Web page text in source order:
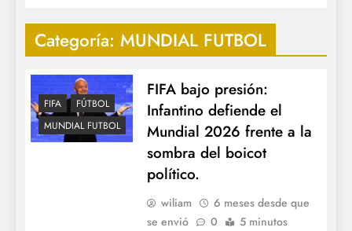
Categoría: MUNDIAL FUTBOL
FIFA
FÚTBOL
MUNDIAL FUTBOL
FIFA bajo presión:
Infantino defiende el
Mundial 2026 frente a la
sombra del boicot
político.
wiliam
6 meses desde que
se envió
0 5 minutos